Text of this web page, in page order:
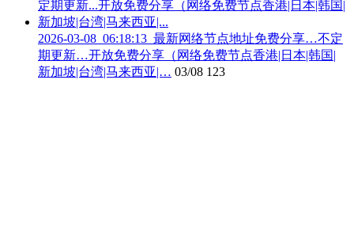
2026-03-08_06:18:13_最新网络节点地址免费分享…不定
期更新…开放免费分享（网络免费节点香港|日本|韩国|
新加坡|台湾|马来西亚|… 03/08 123